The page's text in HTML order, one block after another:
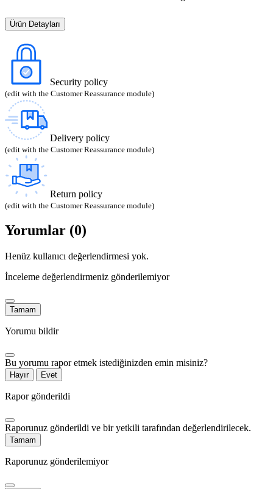
Ürün Detayları
Security policy
(edit with the Customer Reassurance module)
Delivery policy
(edit with the Customer Reassurance module)
Return policy
(edit with the Customer Reassurance module)
Yorumlar (0)
Henüz kullanıcı değerlendirmesi yok.
İnceleme değerlendirmeniz gönderilemiyor
Tamam
Yorumu bildir
Bu yorumu rapor etmek istediğinizden emin misiniz?
Hayır Evet
Rapor gönderildi
Raporunuz gönderildi ve bir yetkili tarafından değerlendirilecek.
Tamam
Raporunuz gönderilemiyor